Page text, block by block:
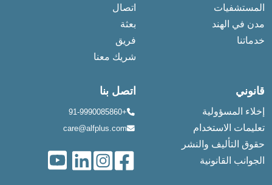
المستشفيات
مدن في الهند
خدماتنا
اتصال
بعثة
فريق
شريك معنا
قانوني
إخلاء المسؤولية
تعليمات الاستخدام
حقوق التأليف والنشر
الجوانب القانونية
اتصل بنا
+91-9990085860
care@alfplus.com